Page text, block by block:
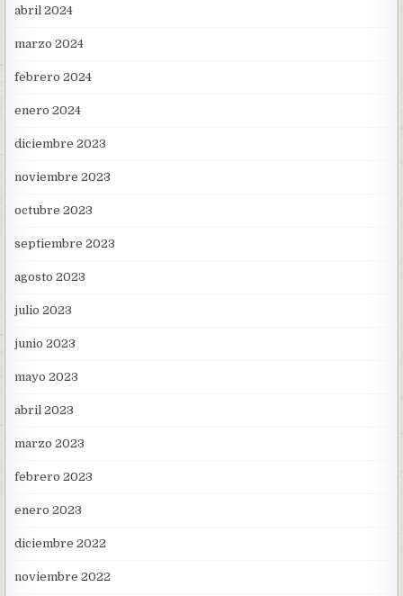
abril 2024
marzo 2024
febrero 2024
enero 2024
diciembre 2023
noviembre 2023
octubre 2023
septiembre 2023
agosto 2023
julio 2023
junio 2023
mayo 2023
abril 2023
marzo 2023
febrero 2023
enero 2023
diciembre 2022
noviembre 2022